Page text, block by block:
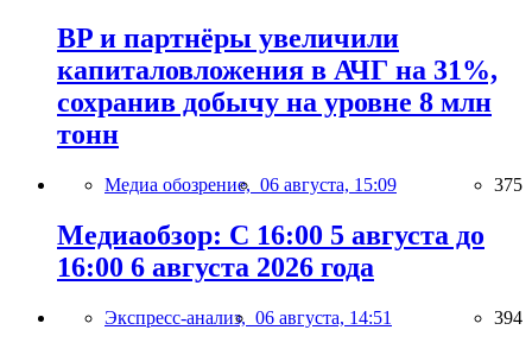
BP и партнёры увеличили
капиталовложения в АЧГ на 31%,
сохранив добычу на уровне 8 млн
тонн
Медиа обозрение, 06 августа, 15:09 375
Медиаобзор: С 16:00 5 августа до
16:00 6 августа 2026 года
Экспресс-анализ, 06 августа, 14:51 394